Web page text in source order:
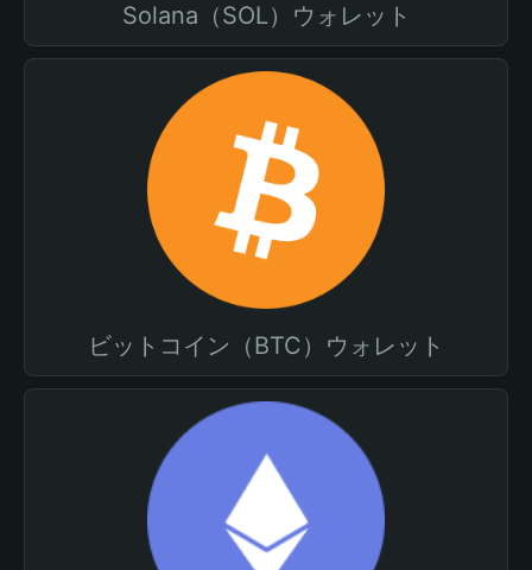
Solana（SOL）ウォレット
ビットコイン（BTC）ウォレット